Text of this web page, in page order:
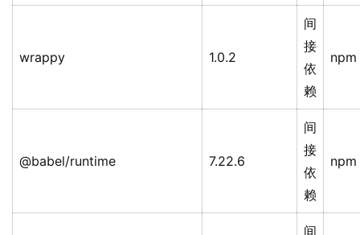
wrappy 1.0.2
间
接
依
赖
npm
@babel/runtime 7.22.6
间
接
依
赖
npm
间